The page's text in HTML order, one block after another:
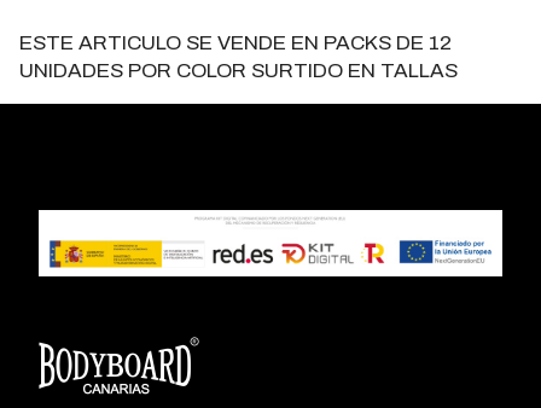
ESTE ARTICULO SE VENDE EN PACKS DE 12
UNIDADES POR COLOR SURTIDO EN TALLAS